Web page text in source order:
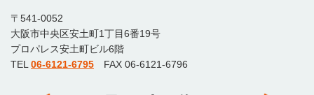
〒541-0052
大阪市中央区安土町1丁目6番19号
プロパレス安土町ビル6階
TEL06-6121-6795 FAX 06-6121-6796